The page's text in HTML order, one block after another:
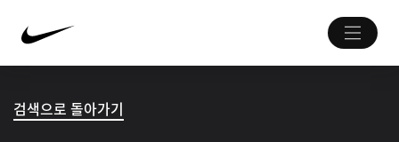
검색으로 돌아가기